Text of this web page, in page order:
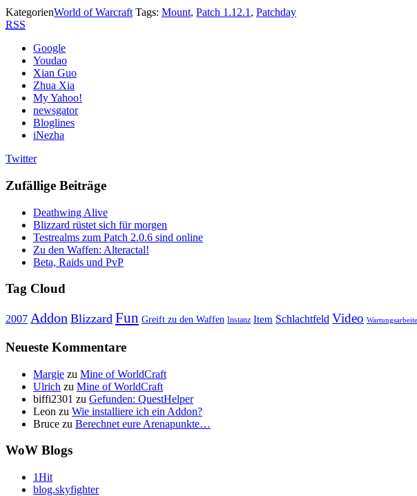
KategorienWorld of Warcraft Tags: Mount, Patch 1.12.1 , Patchday
RSS
Google
Youdao
Xian Guo
Zhua Xia
My Yahoo!
newsgator
Bloglines
iNezha
Twitter
Zufällige Beiträge
Deathwing Alive
Blizzard rüstet sich für morgen
Testrealms zum Patch 2.0.6 sind online
Zu den Waffen: Alteractal!
Beta, Raids und PvP
Tag Cloud
2007 Addon Blizzard Fun Greift zu den Waffen Instanz Item Schlachtfeld Video
Neueste Kommentare
Margie zu Mine of WorldCraft
Ulrich zu Mine of WorldCraft
biffi2301 zu Gefunden: QuestHelper
Leon zu Wie installiere ich ein Addon?
Bruce zu Berechnet eure Arenapunkte…
WoW Blogs
1Hit
blog.skyfighter